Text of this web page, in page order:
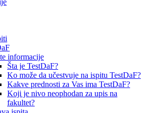
informacije
Šta je TestDaF?
Ko može da učestvuje na ispitu TestDaF?
Kakve prednosti za Vas ima TestDaF?
Koji je nivo neophodan za upis na
fakultet?